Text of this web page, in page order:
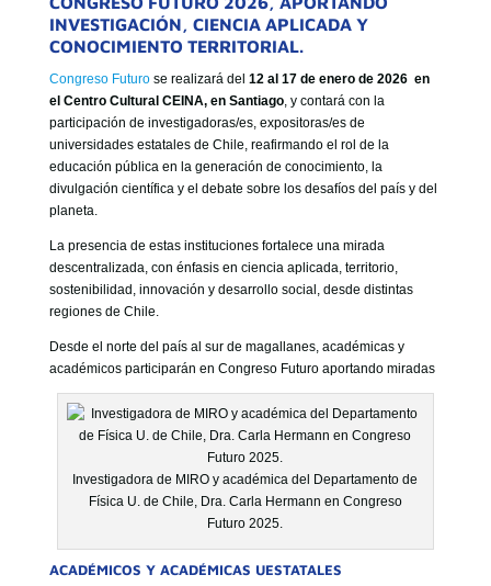
GOBIERNO CORPORATIVO
NUESTRO EQUIPO
INVESTIGACIÓN, CIENCIA APLICADA Y
CONOCIMIENTO TERRITORIAL.
Congreso Futurose realizará del 12 al 17 de enero de 2026 en
el Centro Cultural CEINA, en Santiago, y contará con la
participación de investigadoras/es, expositoras/es de
universidades estatales de Chile, reafirmando el rol de la
educación pública en la generación de conocimiento, la
divulgación científica y el debate sobre los desafíos del país y del
planeta.
La presencia de estas instituciones fortalece una mirada
descentralizada, con énfasis en ciencia aplicada, territorio,
sostenibilidad, innovación y desarrollo social, desde distintas
regiones de Chile.
Desde el norte del país al sur de magallanes, académicas y
académicos participarán en Congreso Futuro aportando miradas
Investigadora de MIRO y académica del Departamento de
Física U. de Chile, Dra. Carla Hermann en Congreso
Futuro 2025.
ACADÉMICOS Y ACADÉMICAS UESTATALES